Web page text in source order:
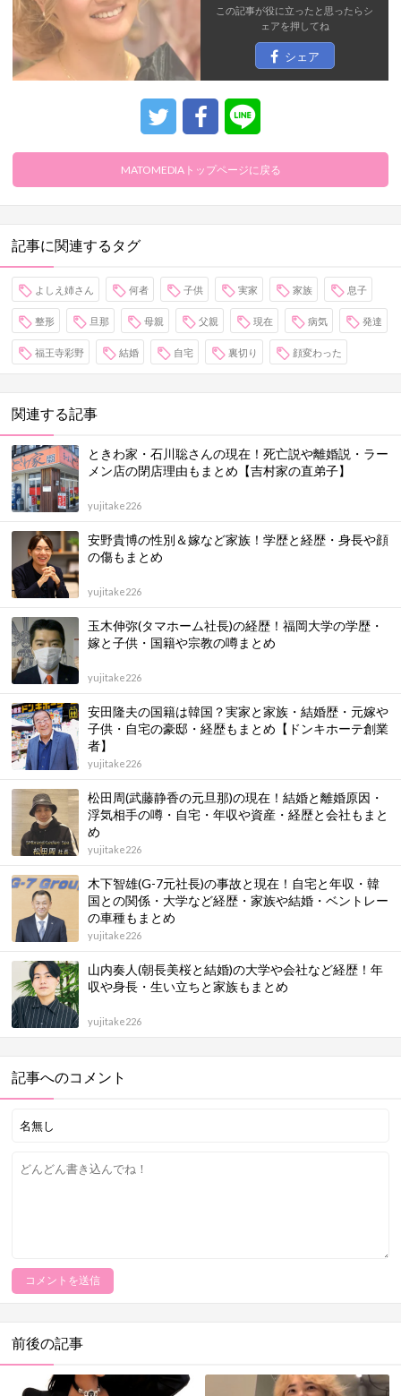
この記事が役に立ったと思ったらシ
ェアを押してね
シェア
MATOMEDIAトップページに戻る
記事に関連するタグ
よしえ姉さん 何者 子供 実家 家族 息子
整形 旦那 母親 父親 現在 病気 発達
福王寺彩野 結婚 自宅 裏切り 顔変わった
関連する記事
ときわ家・石川聡さんの現在！死亡説や離婚説・ラー
メン店の閉店理由もまとめ【吉村家の直弟子】
yujitake226
安野貴博の性別＆嫁など家族！学歴と経歴・身長や顔
の傷もまとめ
yujitake226
玉木伸弥(タマホーム社長)の経歴！福岡大学の学歴・
嫁と子供・国籍や宗教の噂まとめ
yujitake226
安田隆夫の国籍は韓国？実家と家族・結婚歴・元嫁や
子供・自宅の豪邸・経歴もまとめ【ドンキホーテ創業
者】
yujitake226
松田周(武藤静香の元旦那)の現在！結婚と離婚原因・
浮気相手の噂・自宅・年収や資産・経歴と会社もまと
め
yujitake226
木下智雄(G-7元社長)の事故と現在！自宅と年収・韓
国との関係・大学など経歴・家族や結婚・ベントレー
の車種もまとめ
yujitake226
山内奏人(朝長美桜と結婚)の大学や会社など経歴！年
収や身長・生い立ちと家族もまとめ
yujitake226
記事へのコメント
前後の記事